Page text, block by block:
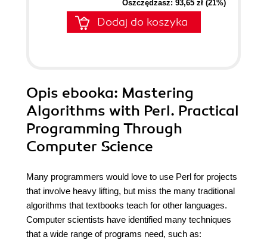
Oszczędzasz: 93,65 zł (21%)
Dodaj do koszyka
Opis ebooka: Mastering
Algorithms with Perl. Practical
Programming Through
Computer Science
Many programmers would love to use Perl for projects
that involve heavy lifting, but miss the many traditional
algorithms that textbooks teach for other languages.
Computer scientists have identified many techniques
that a wide range of programs need, such as: